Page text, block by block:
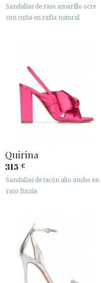
Sandalias de raso amarillo ocre
con cuña en rafia natural
Quirina
315 €
Sandalias de tacón alto ancho en
raso fucsia